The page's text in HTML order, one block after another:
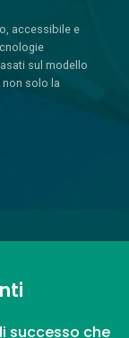
accessibile e
sul modello
solo la
successo che